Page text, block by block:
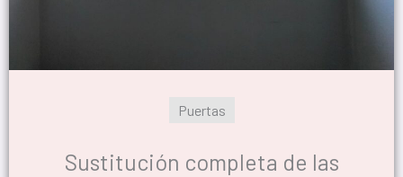
Puertas
Sustitución completa de las